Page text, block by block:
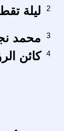
ليلة 2
محمد 3
كائن 4